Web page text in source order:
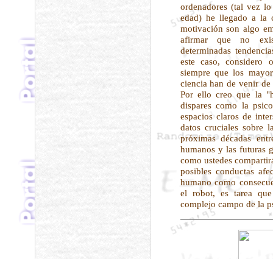
ordenadores (tal vez
edad) he llegado a la
motivación son algo
afirmar que no
determinadas
este caso, considero
siempre que los
ciencia han de venir
Por ello creo que la
dispares como la
espacios claros de
datos cruciales sobre
próximas décadas
humanos y las futuras
como ustedes
posibles conductas
humano como
el robot, es tarea
complejo campo de la